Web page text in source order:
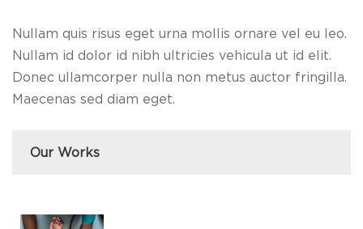
Nullam quis risus eget urna mollis ornare vel eu leo.
Nullam id dolor id nibh ultricies vehicula ut id elit.
Donec ullamcorper nulla non metus auctor fringilla.
Maecenas sed diam eget.
Our Works